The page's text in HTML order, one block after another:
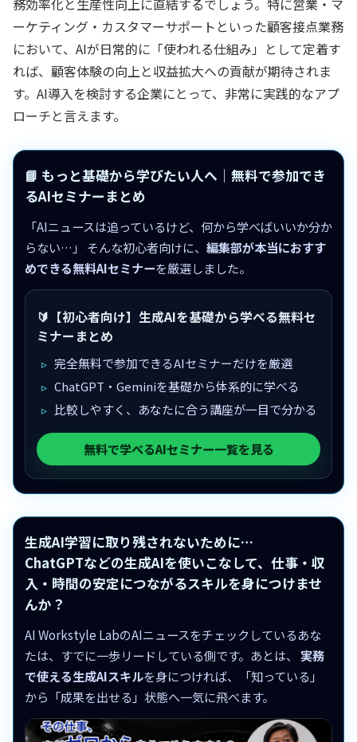
務効率化と生産性向上に直結するでしょう。特に営業・マ
ーケティング・カスタマーサポートといった顧客接点業務
において、AIが日常的に「使われる仕組み」として定着す
れば、顧客体験の向上と収益拡大への貢献が期待されま
す。AI導入を検討する企業にとって、非常に実践的なアプ
ローチと言えます。
📘 もっと基礎から学びたい人へ｜無料で参加でき
るAIセミナーまとめ
「AIニュースは追っているけど、何から学べばいいか分か
らない…」 そんな初心者向けに、 編集部が本当におすす
めできる無料AIセミナーを厳選しました。
🔰【初心者向け】生成AIを基礎から学べる無料セ
ミナーまとめ
完全無料で参加できるAIセミナーだけを厳選
ChatGPT・Geminiを基礎から体系的に学べる
比較しやすく、あなたに合う講座が一目で分かる
無料で学べるAIセミナー一覧を見る
生成AI学習に取り残されないために…
ChatGPTなどの生成AIを使いこなして、仕事・収
入・時間の安定につながるスキルを身につけませ
んか？
AI Workstyle LabのAIニュースをチェックしているあな
たは、すでに一歩リードしている側です。あとは、 実務
で使える生成AIスキルを身につければ、「知っている」
から「成果を出せる」状態へ一気に飛べます。